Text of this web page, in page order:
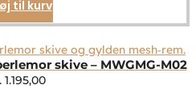
til kurv
skive – MWGMG-M02
1.195,00